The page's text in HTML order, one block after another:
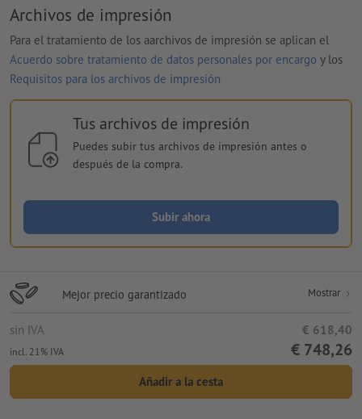
Archivos de impresión
Para el tratamiento de los aarchivos de impresión se aplican el
Acuerdo sobre tratamiento de datos personales por encargo y los
Requisitos para los archivos de impresión
Tus archivos de impresión
Puedes subir tus archivos de impresión antes o
después de la compra.
Subir ahora
Mejor precio garantizado Mostrar
sin IVA € 618,40
incl. 21% IVA € 748,26
Añadir a la cesta